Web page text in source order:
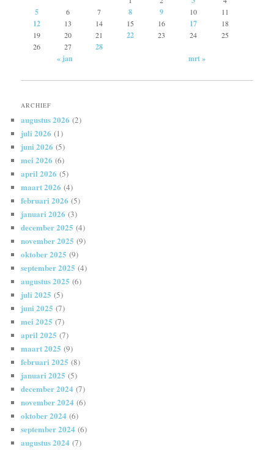
5 6 7 8 9 10 11
12 13 14 15 16 17
18
19
20 21 22 23 24
25
26
27
28
« jan
mrt »
ARCHIEF
augustus 2026 (2)
juli 2026 (1)
juni 2026 (5)
mei 2026 (6)
april 2026 (5)
maart 2026 (4)
februari 2026 (5)
januari 2026 (3)
december 2025 (4)
november 2025 (9)
oktober 2025 (9)
september 2025 (4)
augustus 2025 (6)
juli 2025 (5)
juni 2025 (7)
mei 2025 (7)
april 2025 (7)
maart 2025 (9)
februari 2025 (8)
januari 2025 (5)
december 2024 (7)
november 2024 (6)
oktober 2024 (6)
september 2024 (6)
augustus 2024 (7)